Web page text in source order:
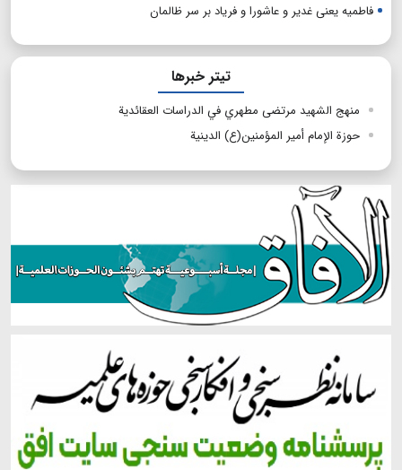
فاطمیه یعنی غدیر و عاشورا و فریاد بر سر ظالمان
تیتر خبرها
منهج الشهيد مرتضى مطهري في الدراسات العقائدية
حوزة الإمام أمير المؤمنين(ع) الدینیة